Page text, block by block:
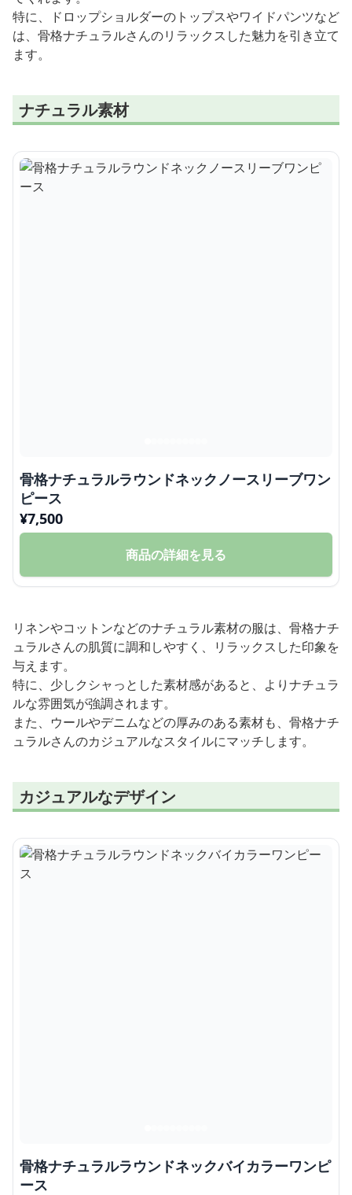
特に、ドロップショルダーのトップスやワイドパンツなど
は、骨格ナチュラルさんのリラックスした魅力を引き立て
ます。
ナチュラル素材
骨格ナチュラルラウンドネックノースリーブワン
ピース
¥7,500
商品の詳細を見る
リネンやコットンなどのナチュラル素材の服は、骨格ナチ
ュラルさんの肌質に調和しやすく、リラックスした印象を
与えます。
特に、少しクシャっとした素材感があると、よりナチュラ
ルな雰囲気が強調されます。
また、ウールやデニムなどの厚みのある素材も、骨格ナチ
ュラルさんのカジュアルなスタイルにマッチします。
カジュアルなデザイン
骨格ナチュラルラウンドネックバイカラーワンピ
ース